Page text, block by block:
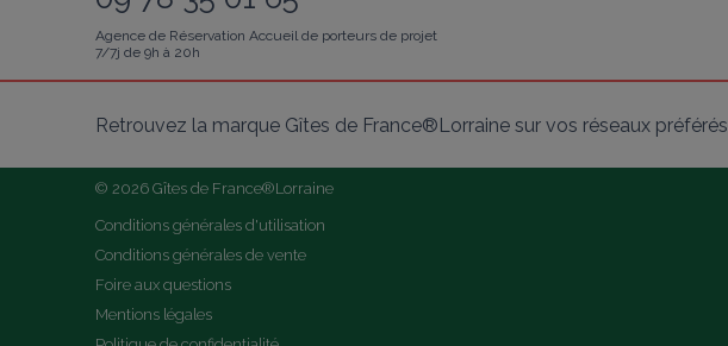
Agence de Réservation Accueil de porteurs de projet
7/7j de 9h à 20h
Retrouvez la marque Gîtes de France®Lorraine sur vos réseaux préférés
© 2026 Gîtes de France®Lorraine
Conditions générales d'utilisation
Conditions générales de vente
Foire aux questions
Mentions légales